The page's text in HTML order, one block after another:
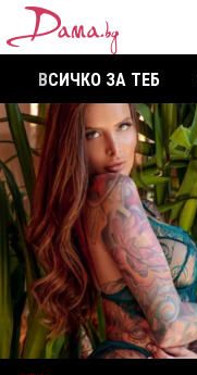
ВСИЧКО ЗА ТЕБ